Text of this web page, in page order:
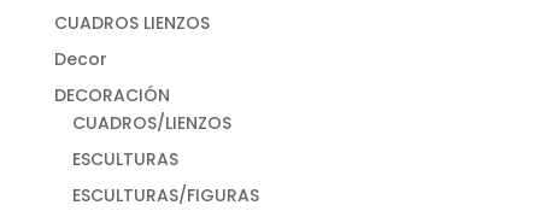
CUADROS LIENZOS
Decor
DECORACIÓN
CUADROS/LIENZOS
ESCULTURAS
ESCULTURAS/FIGURAS